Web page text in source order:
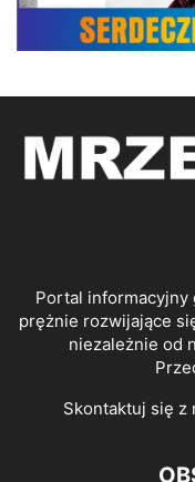
Portal informacyjny
prężnie rozwijające
niezależnie od
Skontaktuj się z